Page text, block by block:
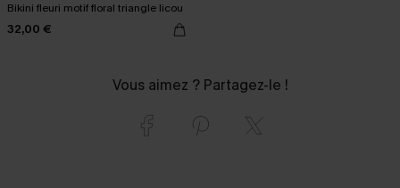
Bikini fleuri motif floral triangle licou
32,00 €
Vous aimez ? Partagez-le !